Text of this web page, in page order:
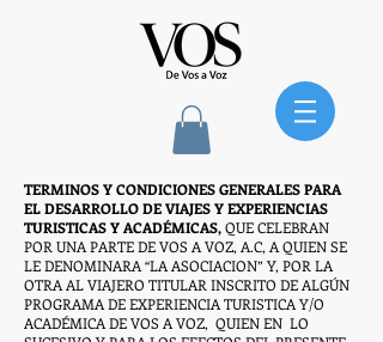
TERMINOS Y CONDICIONES GENERALES PARA
EL DESARROLLO DE VIAJES Y EXPERIENCIAS
TURISTICAS Y ACADÉMICAS,QUE CELEBRAN
POR UNA PARTE DE VOS A VOZ, A.C, A QUIEN SE
LE DENOMINARA “LA ASOCIACION” Y, POR LA
OTRA AL VIAJERO TITULAR INSCRITO DE ALGÚN
PROGRAMA DE EXPERIENCIA TURISTICA Y/O
ACADÉMICA DE VOS A VOZ, QUIEN EN LO